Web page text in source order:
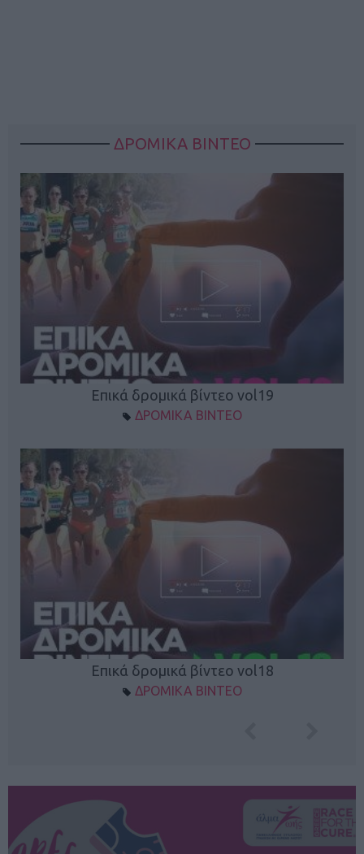
ΔΡΟΜΙΚΑ ΒΙΝΤΕΟ
Επικά δρομικά βίντεο vol19
ΔΡΟΜΙΚΑ ΒΙΝΤΕΟ
Επικά δρομικά βίντεο vol18
ΔΡΟΜΙΚΑ ΒΙΝΤΕΟ